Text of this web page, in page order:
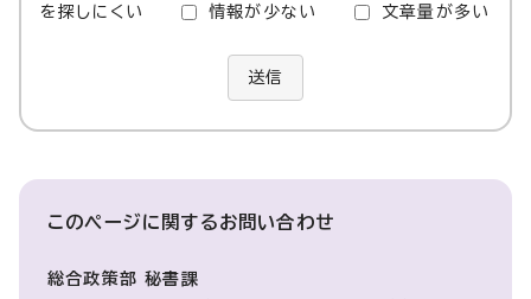
を探しにくい
情報が少ない 文章量が多い
送信
このページに関するお問い合わせ
総合政策部 秘書課